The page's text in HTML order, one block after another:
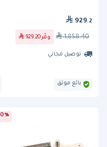
929.2
1,858.40 وفّر 929.20
توصيل مجاني
بائع موثق
50%